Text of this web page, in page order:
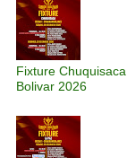
Fixture
Bolivar 2026